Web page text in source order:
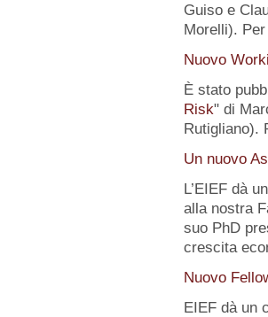
Guiso e
Morelli).
Nuovo
È stato
Risk" di
Rutigliano).
Un nuovo
L’EIEF dà
alla nostra
suo PhD
crescita
Nuovo
EIEF dà un